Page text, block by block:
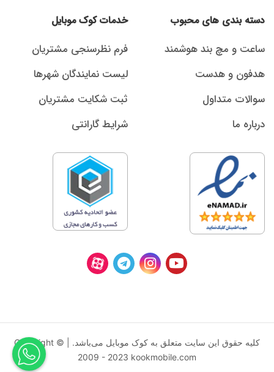
دسته بندی های محبوب
ساعت و مچ بند هوشمند
هدفون و هدست
سوالات متداول
درباره ما
خدمات کوک موبایل
فرم نظرسنجی مشتریان
لیست نمایندگان شهرها
ثبت شکایت مشتریان
شرایط گارانتی
کليه حقوق اين سايت متعلق به کوک موبایل می‌باشد. | Copyright ©
2009 - 2023 kookmobile.com